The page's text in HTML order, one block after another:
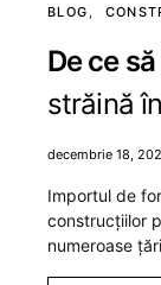
BLOG
De ce
străină
decembrie 18,
Importul de
construcțiilor
numeroase